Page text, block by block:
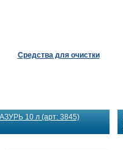
Средства для очистки
10 л (арт: 3845)